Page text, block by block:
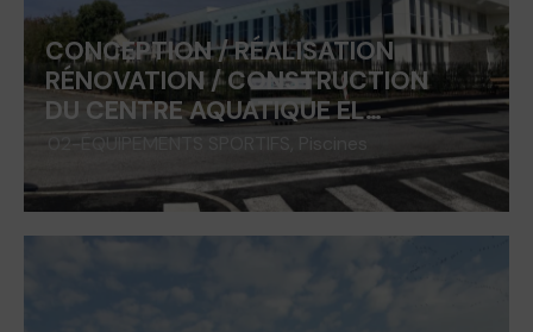
CONCEPTION / RÉALISATION
RÉNOVATION / CONSTRUCTION
DU CENTRE AQUATIQUE EL…
02-ÉQUIPEMENTS SPORTIFS Piscines